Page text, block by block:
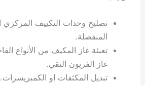
تصليح وحدات التكييف المركزي
المنفصلة.
تعبئة غاز المكيف من الأنواع
غاز الفريون النقي.
تبديل المكثفات او الكمبريسرات.